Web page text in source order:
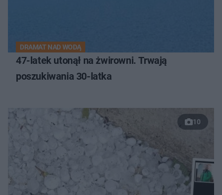
DRAMAT NAD WODĄ
47-latek utonął na żwirowni. Trwają
poszukiwania 30-latka
10